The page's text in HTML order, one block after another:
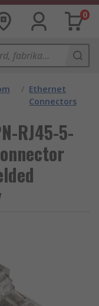
0
/ Ethernet
Connectors
RJ45-5-